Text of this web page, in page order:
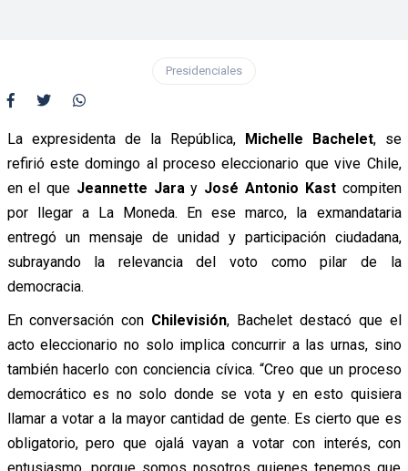
Presidenciales
La expresidenta de la República, Michelle Bachelet, se
refirió este domingo al proceso eleccionario que vive Chile,
en el que Jeannette Jara y José Antonio Kastcompiten
por llegar a La Moneda. En ese marco, la exmandataria
entregó un mensaje de unidad y participación ciudadana,
subrayando la relevancia del voto como pilar de la
democracia.
En conversación con Chilevisión, Bachelet destacó que el
acto eleccionario no solo implica concurrir a las urnas, sino
también hacerlo con conciencia cívica. “Creo que un proceso
democrático es no solo donde se vota y en esto quisiera
llamar a votar a la mayor cantidad de gente. Es cierto que es
obligatorio, pero que ojalá vayan a votar con interés, con
entusiasmo, porque somos nosotros quienes tenemos que